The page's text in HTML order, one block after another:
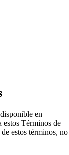
en
estos Términos de
estos términos, no